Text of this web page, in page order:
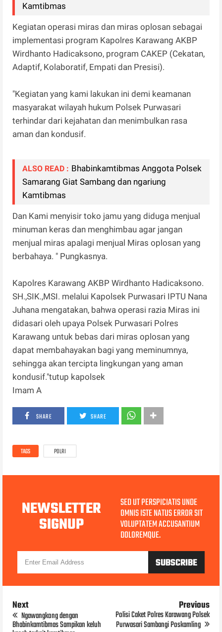
Kamtibmas
Kegiatan operasi miras dan miras oplosan sebagai
implementasi program Kapolres Karawang AKBP
Wirdhanto Hadicaksono, program CAKEP (Cekatan,
Adaptif, Kolaboratif, Empati dan Presisi).
"Kegiatan yang kami lakukan ini demi keamanan
masyarakat wilayah hukum Polsek Purwasari
terhindar dari kejahatan dan menimbulkan rasa
aman dan kondusif.
ALSO READ : Bhabinkamtibmas Anggota Polsek
Samarang Giat Sambang dan ngariung
Kamtibmas
Dan Kami menyisir toko jamu yang diduga menjual
minuman keras dan menghimbau agar jangan
menjual miras apalagi menjual Miras oplosan yang
berbahaya. " Pungkasnya.
Kapolres Karawang AKBP Wirdhanto Hadicaksono.
SH.,SIK.,MSI. melalui Kapolsek Purwasari IPTU Nana
Juhana mengatakan, bahwa operasi razia Miras ini
didasari oleh upaya Polsek Purwasari Polres
Karawang untuk bebas dari miras oplosan yang
dapat membahayakan bagi yang meminumnya,
sehingga akan tercipta lingkungan yang aman
kondusif."tutup kapolsek
Imam A
SHARE SHARE
TAGS POLRI
NEWSLETTER
SIGNUP
SED UT PERSPICIATIS UNDE
OMNIS ISTE NATUS ERROR SIT
VOLUPTATEM ACCUSANTIUM
DOLOREMQUE.
Next
Ngawangkong dengan
Bhabinkamtibmas Sampikan keluh
Previous
Polisi Caket Polres Karawang Polsek
Purwasari Sambangi Poskamling